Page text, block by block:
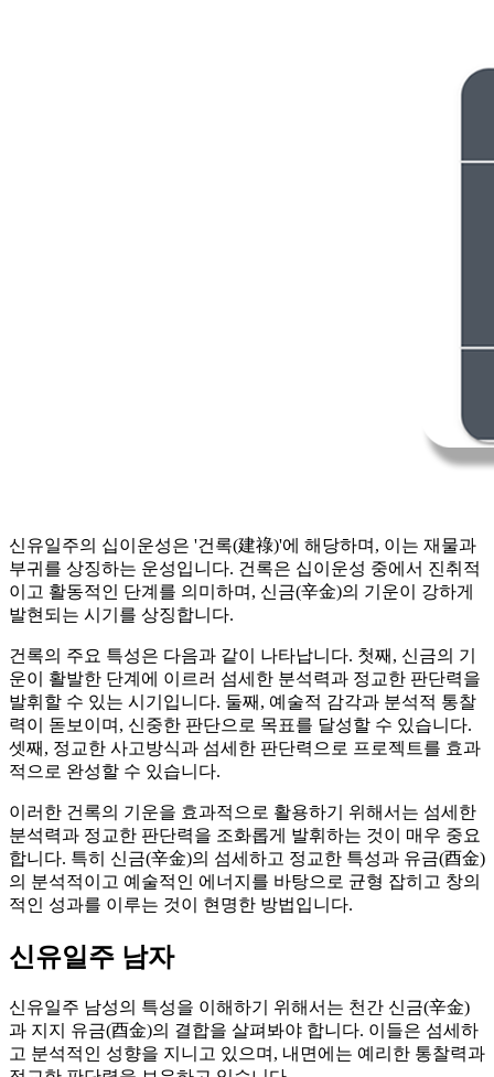
신유일주의 십이운성은 '건록(建祿)'에 해당하며, 이는 재물과
부귀를 상징하는 운성입니다. 건록은 십이운성 중에서 진취적
이고 활동적인 단계를 의미하며, 신금(辛金)의 기운이 강하게
발현되는 시기를 상징합니다.
건록의 주요 특성은 다음과 같이 나타납니다. 첫째, 신금의 기
운이 활발한 단계에 이르러 섬세한 분석력과 정교한 판단력을
발휘할 수 있는 시기입니다. 둘째, 예술적 감각과 분석적 통찰
력이 돋보이며, 신중한 판단으로 목표를 달성할 수 있습니다.
셋째, 정교한 사고방식과 섬세한 판단력으로 프로젝트를 효과
적으로 완성할 수 있습니다.
이러한 건록의 기운을 효과적으로 활용하기 위해서는 섬세한
분석력과 정교한 판단력을 조화롭게 발휘하는 것이 매우 중요
합니다. 특히 신금(辛金)의 섬세하고 정교한 특성과 유금(酉金)
의 분석적이고 예술적인 에너지를 바탕으로 균형 잡히고 창의
적인 성과를 이루는 것이 현명한 방법입니다.
신유일주 남자
신유일주 남성의 특성을 이해하기 위해서는 천간 신금(辛金)
과 지지 유금(酉金)의 결합을 살펴봐야 합니다. 이들은 섬세하
고 분석적인 성향을 지니고 있으며, 내면에는 예리한 통찰력과